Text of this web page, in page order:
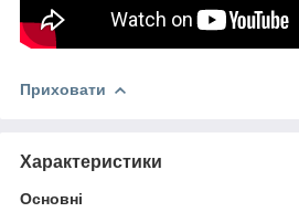
Приховати
Характеристики
Основні